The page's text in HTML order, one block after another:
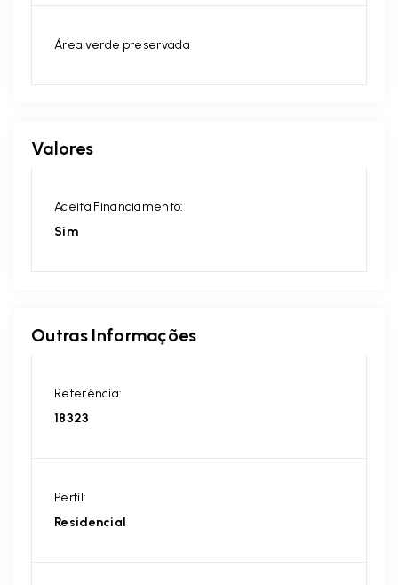
Área verde preservada
Valores
Aceita Financiamento:
Sim
Outras Informações
Referência:
18323
Perfil:
Residencial